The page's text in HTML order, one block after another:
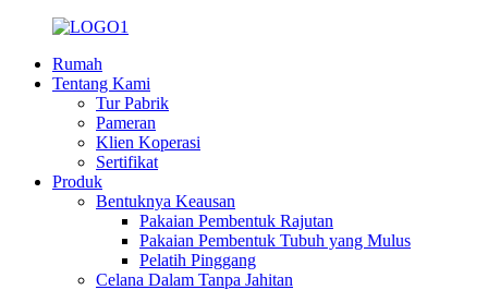
Rumah
Tentang Kami
Tur Pabrik
Pameran
Klien Koperasi
Sertifikat
Produk
Bentuknya Keausan
Pakaian Pembentuk Rajutan
Pakaian Pembentuk Tubuh yang Mulus
Pelatih Pinggang
Celana Dalam Tanpa Jahitan